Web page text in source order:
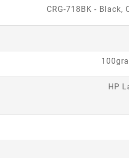
CRG-718BK - Black,
HP